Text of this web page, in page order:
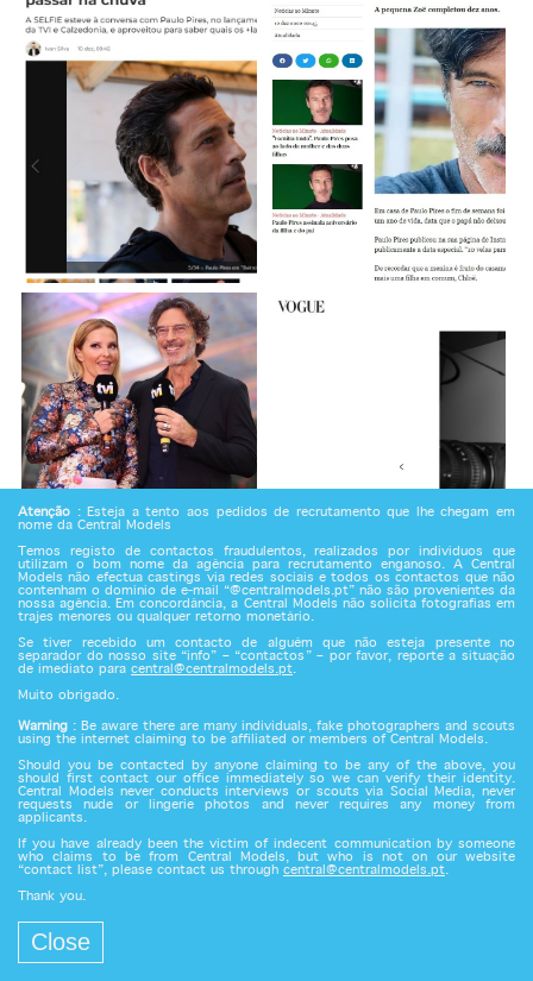
Atenção : Esteja a tento aos pedidos de recrutamento que lhe chegam em
nome da Central Models
Temos registo de contactos fraudulentos, realizados por indivíduos que
utilizam o bom nome da agência para recrutamento enganoso. A Central
Models não efectua castings via redes sociais e todos os contactos que não
contenham o domínio de e-mail “@centralmodels.pt” não são provenientes da
nossa agência. Em concordância, a Central Models não solicita fotografias em
trajes menores ou qualquer retorno monetário.
Se tiver recebido um contacto de alguém que não esteja presente no
separador do nosso site “info” – “contactos” – por favor, reporte a situação
de imediato para central@centralmodels.pt.
Muito obrigado.
Warning : Be aware there are many individuals, fake photographers and scouts
using the internet claiming to be affiliated or members of Central Models.
Should you be contacted by anyone claiming to be any of the above, you
should first contact our office immediately so we can verify their identity.
Central Models never conducts interviews or scouts via Social Media, never
requests nude or lingerie photos and never requires any money from
applicants.
If you have already been the victim of indecent communication by someone
who claims to be from Central Models, but who is not on our website
“contact list”, please contact us through central@centralmodels.pt.
Thank you.
Close